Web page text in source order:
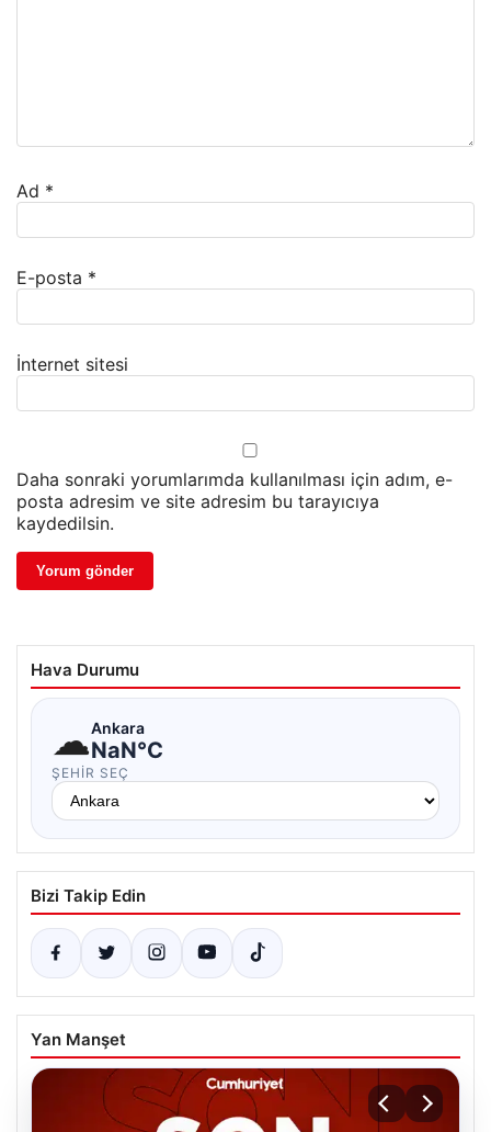
Ad *
E-posta *
İnternet sitesi
Daha sonraki yorumlarımda kullanılması için adım, e-
posta adresim ve site adresim bu tarayıcıya
kaydedilsin.
Hava Durumu
☁Ankara
NaN°C
ŞEHIR SEÇ
Bizi Takip Edin
Yan Manşet